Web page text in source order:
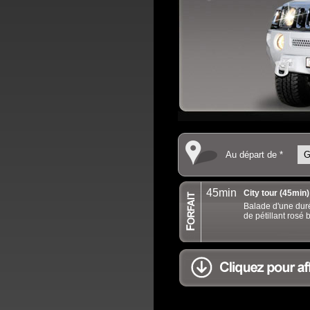
Au départ de *
45min
City tour
Balade d'une
de pétillant rosé
.